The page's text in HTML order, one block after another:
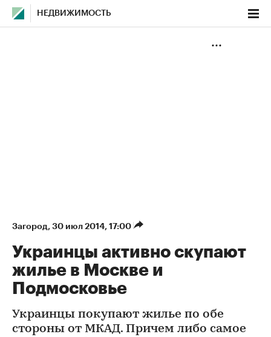
НЕДВИЖИМОСТЬ
Загород⁠, 30 июл 2014, 17:00
Украинцы активно скупают
жилье в Москве и
Подмосковье
Украинцы покупают жилье по обе
стороны от МКАД. Причем либо самое